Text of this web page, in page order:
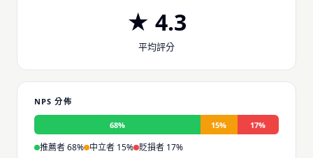
★ 4.3
平均評分
NPS 分佈
68% 15% 17%
推薦者 68% 中立者 15% 貶損者 17%